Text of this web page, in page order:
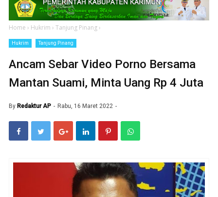
Home › Hukrim › Tanjung Pinang›
Hukrim Tanjung Pinang
Ancam Sebar Video Porno Bersama
Mantan Suami, Minta Uang Rp 4 Juta
By Redaktur AP Rabu, 16 Maret 2022